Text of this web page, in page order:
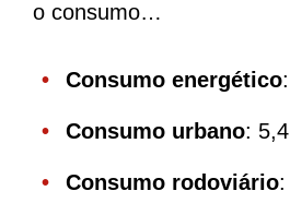
o consumo…
Consumo energético
Consumo urbano:
Consumo rodoviário: